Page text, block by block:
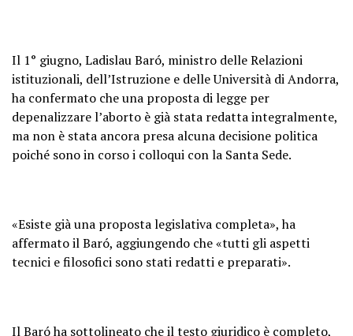
Il 1° giugno, Ladislau Baró, ministro delle Relazioni
istituzionali, dell’Istruzione e delle Università di Andorra,
ha confermato che una proposta di legge per
depenalizzare l’aborto è già stata redatta integralmente,
ma non è stata ancora presa alcuna decisione politica
poiché sono in corso i colloqui con la Santa Sede.
«Esiste già una proposta legislativa completa», ha
affermato il Baró, aggiungendo che «tutti gli aspetti
tecnici e filosofici sono stati redatti e preparati».
Il Baró ha sottolineato che il testo giuridico è completo,